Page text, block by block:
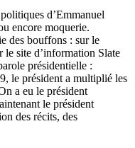
d’Emmanuel
encore moquerie.
des bouffons : sur le
site d’information Slate
présidentielle :
le président a multiplié les
a eu le président
le président
des récits, des